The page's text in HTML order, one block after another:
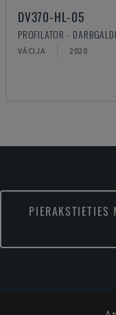
DV370-HL-05
PROFILATOR - DARBGALDI
VĀCIJA 2020
PIERAKSTIETIES